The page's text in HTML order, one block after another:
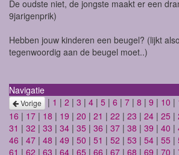
De oudste niet, de jongste maakt er een
9jarigenprik)
Hebben jouw kinderen een beugel? (lijkt
tegenwoordig aan de beugel moet..)
Navigatie
Vorige | 1 | 2 | 3 | 4 | 5 | 6 | 7 | 8 | 9 | 10 |
16 | 17 | 18 | 19 | 20 | 21 | 22 | 23 | 24 | 25 |
31 | 32 | 33 | 34 | 35 | 36 | 37 | 38 | 39 | 40 |
46 | 47 | 48 | 49 | 50 | 51 | 52 | 53 | 54 | 55 |
61 | 62 | 63 | 64 | 65 | 66 | 67 | 68 | 69 | 70 |